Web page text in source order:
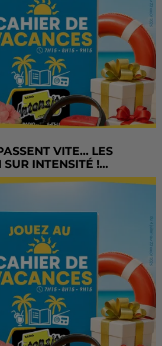
VITE... LES
INTENSITÉ !...
mais il est encore temps de
des centaines de...